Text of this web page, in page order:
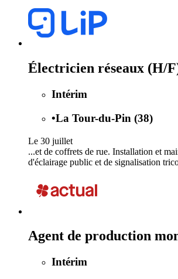
Électricien réseaux (H/
Intérim
•La Tour-du-Pin (38)
Le 30 juillet
...et de coffrets de rue. Installation et
d'éclairage public et de signalisation
Agent de production
Intérim